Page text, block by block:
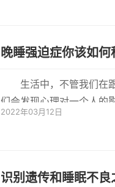
晚睡强迫症你该如何
生活中，不管我们在
们会发现心理对一个人的
疾病的倾向...
2022年03月12日
识别遗传和睡眠不良